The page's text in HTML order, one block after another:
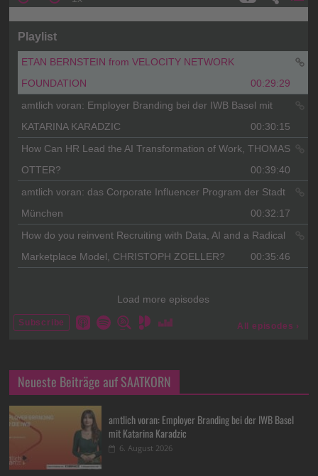
Neueste Beiträge auf SAATKORN
amtlich voran: Employer Branding bei der IWB Basel
mit Katarina Karadzic
6. August 2026